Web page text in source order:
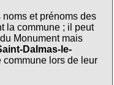
et prénoms des
la commune ; il peut
Monument mais
Dalmas-le-
lors de leur